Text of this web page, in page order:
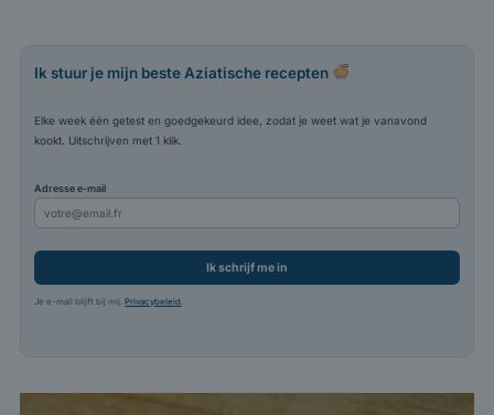
Ik stuur je mijn beste Aziatische recepten
Elke week één getest en goedgekeurd idee, zodat je weet wat je vanavond
kookt. Uitschrijven met 1 klik.
Adresse e-mail
Ik schrijf me in
Je e-mail blijft bij mij.Privacybeleid